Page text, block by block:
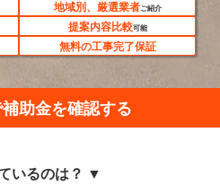
地域別、厳選業者ご紹介
提案内容比較可能
無料の工事完了保証
助金を確認する
いるのは？ ▼